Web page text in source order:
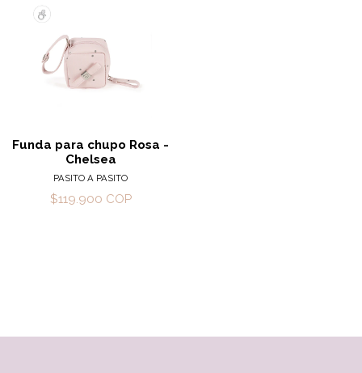
Funda para chupo Rosa -
Chelsea
PASITO A PASITO
$119.900 COP